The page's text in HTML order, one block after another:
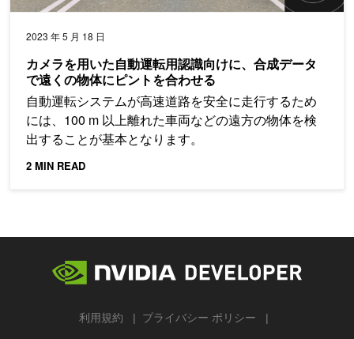
2023 年 5 月 18 日
カメラを用いた自動運転用認識向けに、合成データ
で遠くの物体にピントを合わせる
自動運転システムが高速道路を安全に走行するため
には、100 m 以上離れた車両などの遠方の物体を検
出することが基本となります。
2 MIN READ
利用規約 プライバシー ポリシー